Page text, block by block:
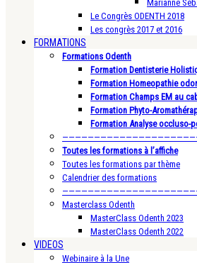
Marianne
Le Congrès ODENTH 2018
Les congrès 2017 et 2016
FORMATIONS
Formations Odenth
Formation Dentisterie
Formation Homeopathie
Formation Champs EM au
Formation Phyto-
Formation Analyse occluso-
Toutes les formations à l’affiche
Toutes les formations par thème
Calendrier des formations
Masterclass Odenth
MasterClass Odenth 2023
MasterClass Odenth 2022
VIDEOS
Webinaire à la Une